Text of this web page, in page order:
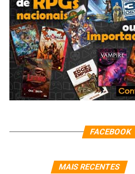
FACEBOOK
MAIS RECENTES